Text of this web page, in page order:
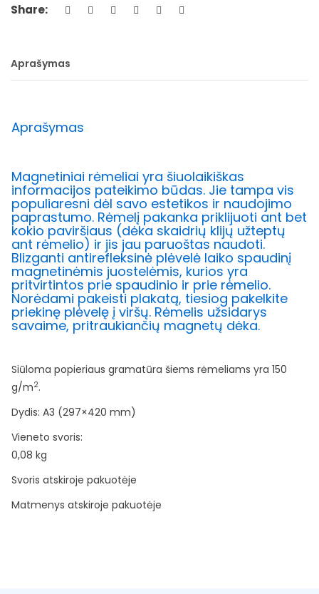
Share:
Aprašymas
Aprašymas
Magnetiniai rėmeliai yra šiuolaikiškas
informacijos pateikimo būdas. Jie tampa vis
populiaresni dėl savo estetikos ir naudojimo
paprastumo. Rėmelį pakanka priklijuoti ant bet
kokio paviršiaus (dėka skaidrių klijų užteptų
ant rėmelio) ir jis jau paruoštas naudoti.
Blizganti antirefleksinė plėvelė laiko spaudinį
magnetinėmis juostelėmis, kurios yra
pritvirtintos prie spaudinio ir prie rėmelio.
Norėdami pakeisti plakatą, tiesiog pakelkite
priekinę plėvelę į viršų. Rėmelis užsidarys
savaime, pritraukiančių magnetų dėka.
Siūloma popieriaus gramatūra šiems rėmeliams yra 150
g/m2.
Dydis: A3 (297×420 mm)
Vieneto svoris:
0,08 kg
Svoris atskiroje pakuotėje
Matmenys atskiroje pakuotėje